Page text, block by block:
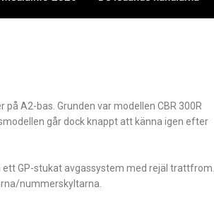
A2-bas. Grunden var modellen CBR 300R
går dock knappt att känna igen efter
GP-stukat avgassystem med rejäl trattfrom.
nummerskyltarna.